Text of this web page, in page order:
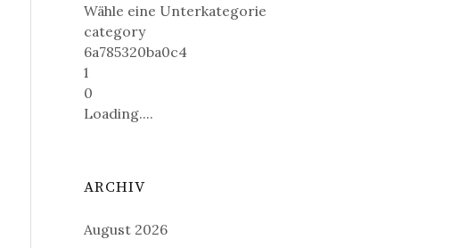
Wähle eine Unterkategorie
category
6a785320ba0c4
1
0
Loading....
ARCHIV
August 2026